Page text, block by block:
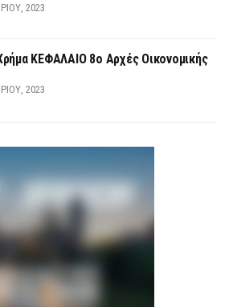
2023
Χρήμα ΚΕΦΑΛΑΙΟ 8ο Αρχές Οικονομικής
2023